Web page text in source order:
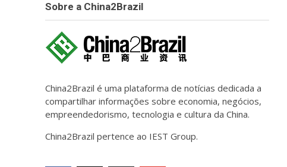
Sobre a China2Brazil
China2Brazil é uma plataforma de notícias dedicada a
compartilhar informações sobre economia, negócios,
empreendedorismo, tecnologia e cultura da China.
China2Brazil pertence ao IEST Group.